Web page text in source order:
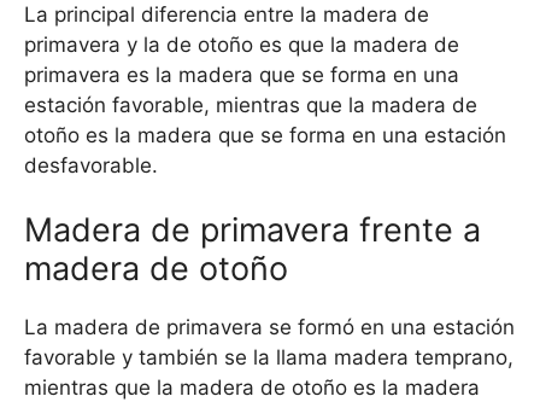
La principal diferencia entre la madera de
primavera y la de otoño es que la madera de
primavera es la madera que se forma en una
estación favorable, mientras que la madera de
otoño es la madera que se forma en una estación
desfavorable.
Madera de primavera frente a
madera de otoño
La madera de primavera se formó en una estación
favorable y también se la llama madera temprano,
mientras que la madera de otoño es la madera